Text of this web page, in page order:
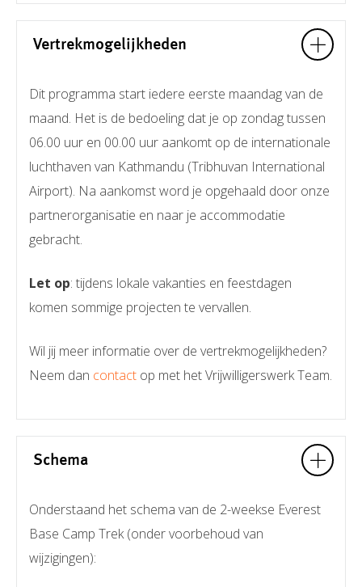
Vertrekmogelijkheden
Dit programma start iedere eerste maandag van de
maand. Het is de bedoeling dat je op zondag tussen
06.00 uur en 00.00 uur aankomt op de internationale
luchthaven van Kathmandu (Tribhuvan International
Airport). Na aankomst word je opgehaald door onze
partnerorganisatie en naar je accommodatie
gebracht.
Let op: tijdens lokale vakanties en feestdagen
komen sommige projecten te vervallen.
Wil jij meer informatie over de vertrekmogelijkheden?
Neem dan contact op met het Vrijwilligerswerk Team.
Schema
Onderstaand het schema van de 2-weekse Everest
Base Camp Trek (onder voorbehoud van
wijzigingen):